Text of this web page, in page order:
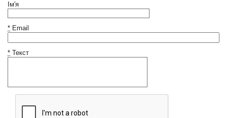
Ім'я
* Email
* Текст